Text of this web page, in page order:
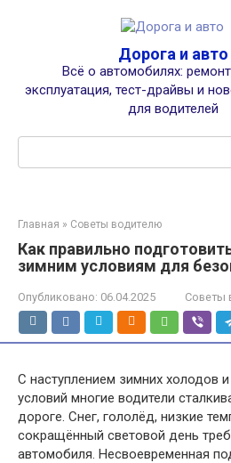
Дорога и авто
Всё о автомобилях:
эксплуатация, тест-драйвы и
для водителей
Главная » Советы водителю
Как правильно
зимним условиям для
Опубликовано: 06.04.2025 Советы
С наступлением зимних холодов
условий многие водители
дороге. Снег, гололёд, низкие
сокращённый световой день
автомобиля. Несвоевременная